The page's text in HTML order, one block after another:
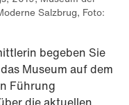
Salzbrug, Foto:
begeben Sie
Museum auf dem
Führung